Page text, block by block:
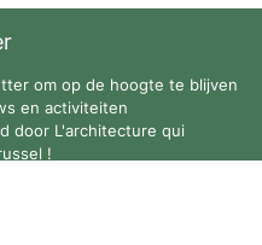
om op de hoogte te blijven
en activiteiten
door L'architecture qui
!